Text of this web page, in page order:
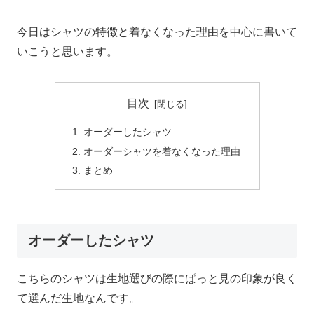
今日はシャツの特徴と着なくなった理由を中心に書いて
いこうと思います。
目次
オーダーしたシャツ
オーダーシャツを着なくなった理由
まとめ
オーダーしたシャツ
こちらのシャツは生地選びの際にぱっと見の印象が良く
て選んだ生地なんです。